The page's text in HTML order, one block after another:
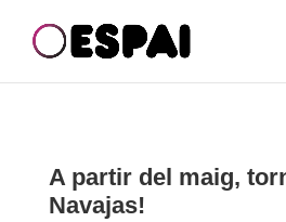
A partir del maig,
Navajas!